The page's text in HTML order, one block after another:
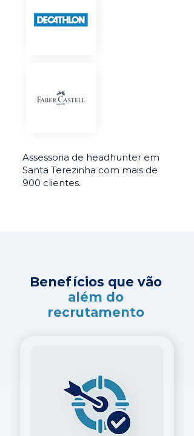
Assessoria de headhunter em
Santa Terezinha com mais de
900 clientes.
Benefícios que vão
além do
recrutamento